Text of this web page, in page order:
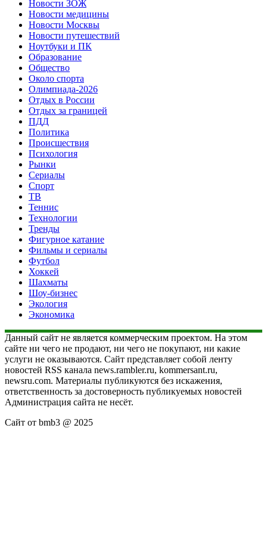
Новости ЗОЖ
Новости медицины
Новости Москвы
Новости путешествий
Ноутбуки и ПК
Образование
Общество
Около спорта
Олимпиада-2026
Отдых в России
Отдых за границей
ПДД
Политика
Происшествия
Психология
Рынки
Сериалы
Спорт
ТВ
Теннис
Технологии
Тренды
Фигурное катание
Фильмы и сериалы
Футбол
Хоккей
Шахматы
Шоу-бизнес
Экология
Экономика
Данный сайт не является коммерческим проектом. На этом
сайте ни чего не продают, ни чего не покупают, ни какие
услуги не оказываются. Сайт представляет собой ленту
новостей RSS канала news.rambler.ru, kommersant.ru,
newsru.com. Материалы публикуются без искажения,
ответственность за достоверность публикуемых новостей
Администрация сайта не несёт.
Сайт от bmb3 @ 2025